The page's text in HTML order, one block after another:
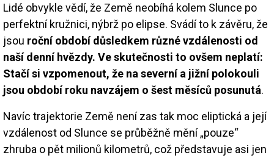
Lidé obvykle vědí, že Země neobíhá kolem Slunce po
perfektní kružnici, nýbrž po elipse. Svádí to k závěru, že
jsou roční období důsledkem různé vzdálenosti od
naší denní hvězdy. Ve skutečnosti to ovšem neplatí:
Stačí si vzpomenout, že na severní a jižní polokouli
jsou období roku navzájem o šest měsíců posunutá.
Navíc trajektorie Země není zas tak moc eliptická a její
vzdálenost od Slunce se průběžně mění „pouze“
zhruba o pět milionů kilometrů, což představuje asi jen